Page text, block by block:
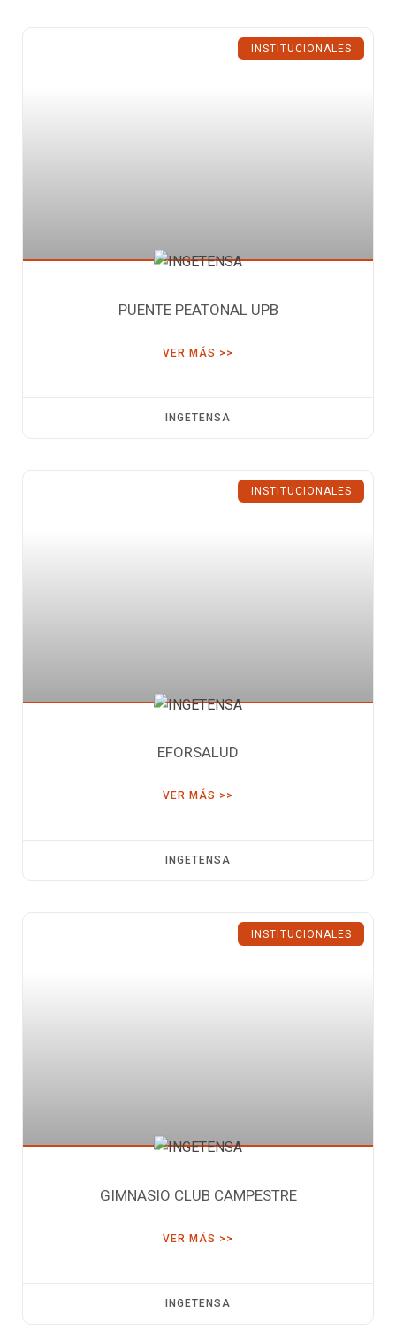
INSTITUCIONALES
PUENTE PEATONAL UPB
VER MÁS >>
INGETENSA
INSTITUCIONALES
EFORSALUD
VER MÁS >>
INGETENSA
INSTITUCIONALES
GIMNASIO CLUB CAMPESTRE
VER MÁS >>
INGETENSA